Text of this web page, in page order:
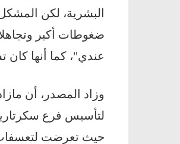
البشرية، لكن
ضغوطات أكبر
عندي"، كما أنها
وزاد المصدر، أن
لتأسيس فرع سكرتارية
حيث تعرضت لتعسفات